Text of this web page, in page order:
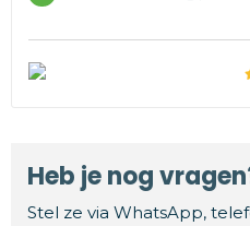
Heb je nog
Stel ze via WhatsApp,